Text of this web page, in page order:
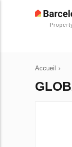
Accueil ›